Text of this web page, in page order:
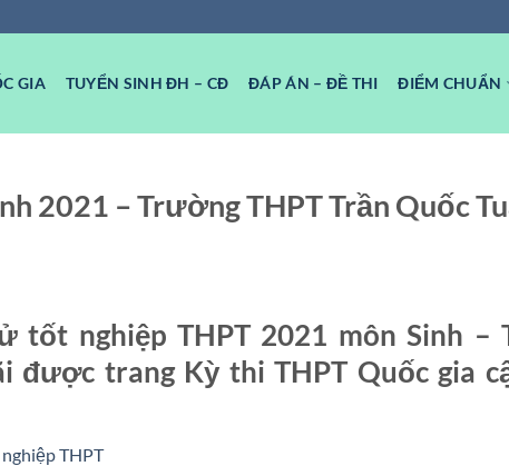
GIA TUYỂN SINH ĐH – CĐ ĐÁP ÁN – ĐỀ THI ĐIỂM CHUẨN
2021 – Trường THPT Trần Quốc
tốt nghiệp THPT 2021 môn Sinh –
được trang Kỳ thi THPT Quốc gia
THPT